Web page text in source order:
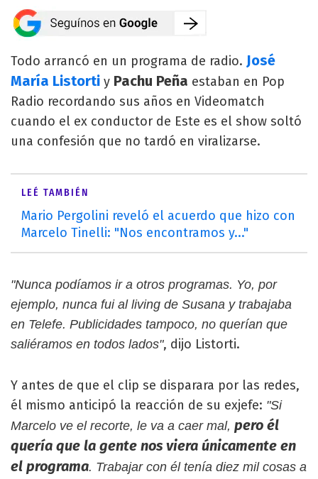
Todo arrancó en un programa de radio. José
María Listorti y Pachu Peña estaban en Pop
Radio recordando sus años en Videomatch
cuando el ex conductor de Este es el show soltó
una confesión que no tardó en viralizarse.
LEÉ TAMBIÉN
Mario Pergolini reveló el acuerdo que hizo con
Marcelo Tinelli: "Nos encontramos y..."
"Nunca podíamos ir a otros programas. Yo, por
ejemplo, nunca fui al living de Susana y trabajaba
en Telefe. Publicidades tampoco, no querían que
saliéramos en todos lados", dijo Listorti.
Y antes de que el clip se disparara por las redes,
él mismo anticipó la reacción de su exjefe: "Si
Marcelo ve el recorte, le va a caer mal, pero él
quería que la gente nos viera únicamente en
el programa. Trabajar con él tenía diez mil cosas a